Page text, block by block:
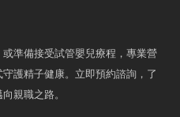
準備接受試管嬰兒療程，專業營
護精子健康。立即預約諮詢，了
親職之路。